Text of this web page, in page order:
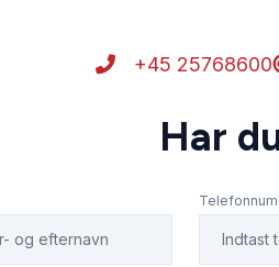
+45 25768600
Har